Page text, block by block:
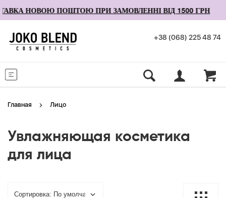
НОВОЮ ПОШТОЮ ПРИ ЗАМОВЛЕННІ ВІД 1500 ГРН
+38 (068) 225 48 74
Главная Лицо
Увлажняющая косметика
для лица